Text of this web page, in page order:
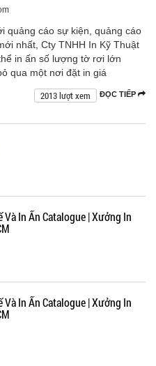
quảng cáo sự kiện, quảng cáo
nhất, Cty TNHH In Kỹ Thuật
in ấn số lượng tờ rơi lớn
qua một nơi đặt in giá
ĐỌC TIẾP
2013 lượt xem
Và In Ấn Catalogue | Xưởng In
Và In Ấn Catalogue | Xưởng In